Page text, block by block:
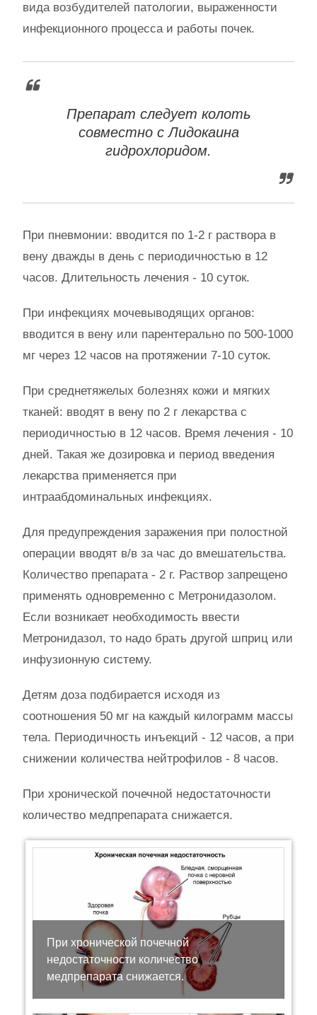
вида возбудителей патологии, выраженности
инфекционного процесса и работы почек.
Препарат следует колоть
совместно с Лидокаина
гидрохлоридом.
При пневмонии: вводится по 1-2 г раствора в
вену дважды в день с периодичностью в 12
часов. Длительность лечения - 10 суток.
При инфекциях мочевыводящих органов:
вводится в вену или парентерально по 500-1000
мг через 12 часов на протяжении 7-10 суток.
При среднетяжелых болезнях кожи и мягких
тканей: вводят в вену по 2 г лекарства с
периодичностью в 12 часов. Время лечения - 10
дней. Такая же дозировка и период введения
лекарства применяется при
интраабдоминальных инфекциях.
Для предупреждения заражения при полостной
операции вводят в/в за час до вмешательства.
Количество препарата - 2 г. Раствор запрещено
применять одновременно с Метронидазолом.
Если возникает необходимость ввести
Метронидазол, то надо брать другой шприц или
инфузионную систему.
Детям доза подбирается исходя из
соотношения 50 мг на каждый килограмм массы
тела. Периодичность инъекций - 12 часов, а при
снижении количества нейтрофилов - 8 часов.
При хронической почечной недостаточности
количество медпрепарата снижается.
При хронической почечной
недостаточности количество
медпрепарата снижается.